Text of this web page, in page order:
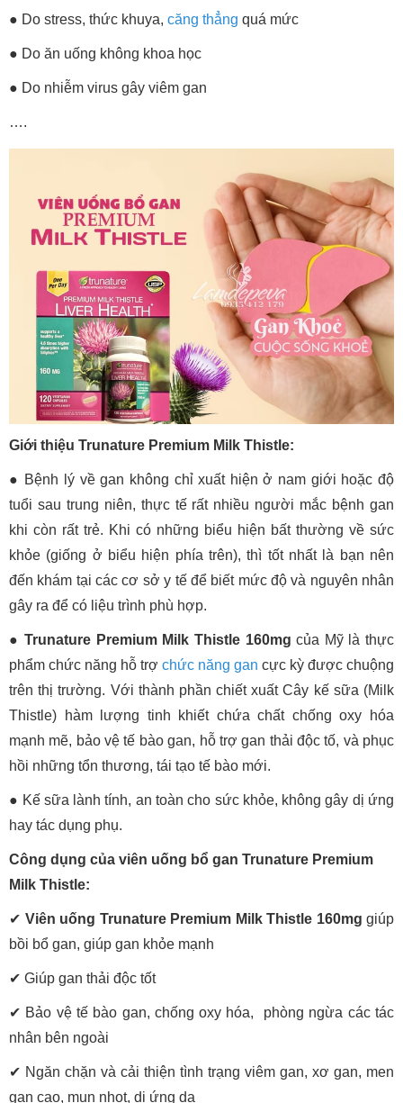
● Do stress, thức khuya, căng thẳng quá mức
● Do ăn uống không khoa học
● Do nhiễm virus gây viêm gan
….
Giới thiệu Trunature Premium Milk Thistle:
● Bệnh lý về gan không chỉ xuất hiện ở nam giới hoặc độ
tuổi sau trung niên, thực tế rất nhiều người mắc bệnh gan
khi còn rất trẻ. Khi có những biểu hiện bất thường về sức
khỏe (giống ở biểu hiện phía trên), thì tốt nhất là bạn nên
đến khám tại các cơ sở y tế để biết mức độ và nguyên nhân
gây ra để có liệu trình phù hợp.
● Trunature Premium Milk Thistle 160mg của Mỹ là thực
phẩm chức năng hỗ trợ chức năng gan cực kỳ được chuộng
trên thị trường. Với thành phần chiết xuất Cây kế sữa (Milk
Thistle) hàm lượng tinh khiết chứa chất chống oxy hóa
mạnh mẽ, bảo vệ tế bào gan, hỗ trợ gan thải độc tố, và phục
hồi những tổn thương, tái tạo tế bào mới.
● Kế sữa lành tính, an toàn cho sức khỏe, không gây dị ứng
hay tác dụng phụ.
Công dụng của viên uống bổ gan Trunature Premium
Milk Thistle:
✔ Viên uống Trunature Premium Milk Thistle 160mg giúp
bồi bổ gan, giúp gan khỏe mạnh
✔ Giúp gan thải độc tốt
✔ Bảo vệ tế bào gan, chống oxy hóa, phòng ngừa các tác
nhân bên ngoài
✔ Ngăn chặn và cải thiện tình trạng viêm gan, xơ gan, men
gan cao, mụn nhọt, dị ứng da